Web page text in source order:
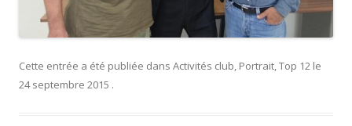
Cette entrée a été publiée dans Activités club, Portrait,Top 12 le
24 septembre 2015 .